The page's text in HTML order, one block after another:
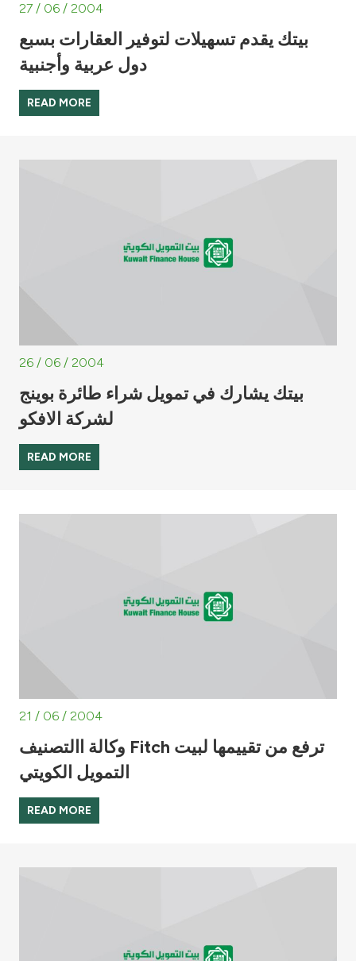
27 / 06 / 2004
بيتك يقدم تسهيلات لتوفير العقارات بسبع
دول عربية وأجنبية
READ MORE
26 / 06 / 2004
بيتك يشارك في تمويل شراء طائرة بوينج
لشركة الافكو
READ MORE
21 / 06 / 2004
وكالة االتصنيف Fitch ترفع من تقييمها لبيت
التمويل الكويتي
READ MORE